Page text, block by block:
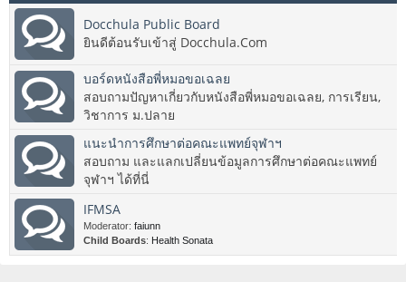
Docchula Public Board
ยินดีต้อนรับเข้าสู่ Docchula.Com
บอร์ดหนังสือพี่หมอขอเฉลย
สอบถามปัญหาเกี่ยวกับหนังสือพี่หมอขอเฉลย, การเรียน,
วิชาการ ม.ปลาย
แนะนำการศึกษาต่อคณะแพทย์จุฬาฯ
สอบถาม และแลกเปลี่ยนข้อมูลการศึกษาต่อคณะแพทย์
จุฬาฯ ได้ที่นี่
IFMSA
Moderator: faiunn
Child Boards: Health Sonata